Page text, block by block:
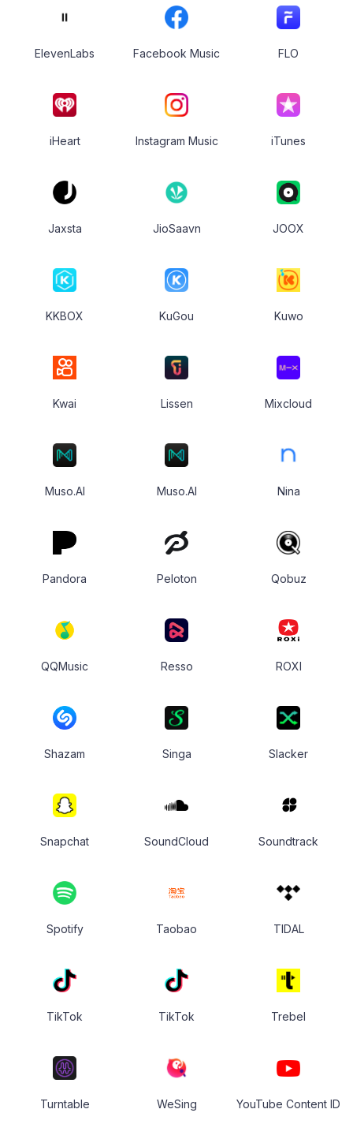
ElevenLabs Facebook Music FLO
iHeart Instagram Music iTunes
Jaxsta JioSaavn JOOX
KKBOX KuGou Kuwo
Kwai Lissen Mixcloud
Muso.AI Muso.AI Nina
Pandora Peloton Qobuz
QQMusic Resso ROXI
Shazam Singa Slacker
Snapchat SoundCloud Soundtrack
Spotify Taobao TIDAL
TikTok TikTok Trebel
Turntable WeSing YouTube Content ID